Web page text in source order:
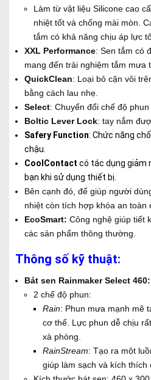
Làm từ vật liệu Silicone cao
nhiệt tốt và chống mài mòn.
tắm có khả năng chịu áp lực
XXL Performance: Sen tắm có
mang đến trải nghiệm tắm mưa
QuickClean: Loại bỏ cặn vôi
bằng cách lau nhẹ.
Select: Chuyển đổi chế độ
Boltic Lever Lock: tay nắm
Safery Function: Chức năng
chậu.
CoolContact có tác dụng giảm
bạn khi sử dụng thiết bị.
Bên cạnh đó, để giúp người
nhiệt còn tích hợp khóa an toàn
EcoSmart: Công nghệ giúp tiết
các sản phẩm thông thường.
Thông số kỹ thuật:
Bát sen Rainmaker Select 460:
2 chế độ phun:
Rain: Phun mưa mạnh mẽ
cơ thể. Lực phun dễ chịu
xà phòng.
RainStream: Tạo ra một
giúp làm sạch và kích thích